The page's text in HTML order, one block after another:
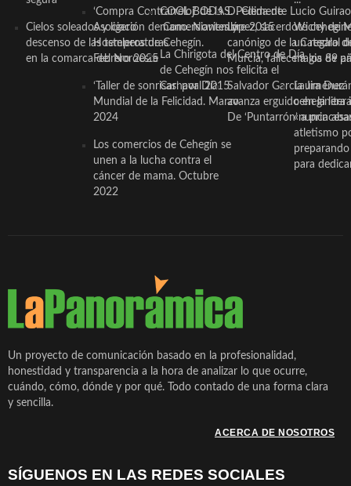
Cielos soleados y ligero
descenso de las temperaturas
en la comarca del Noroeste
‘Compra Contrarreloj’ de la
Asociación de Comerciantes y
Hosteleros de Cehegín.
Febrero 2025
‘Taller de sonrisas’ por Día
Mundial de la Felicidad. Marzo
2024
Los comercios de Cehegín se
unen a la lucha contra el
cáncer de mama. Octubre
2022
COOL BODAS. Pedida de
mano. Noviembre 2015
La Chirigota del Centro de Día
de Cehegín nos felicita el
Carnaval 2015
D. Clemente Lucio Guirao
López, sacerdote
canónigo de la Catedral
Murcia, fallece a los 89
Salvador García Jiménez
avanza erguido en la
De ‘Puntarrón’ a
Wichy de
un regalo
magia de
Laura
ceheginera
«nunca
atletismo
para
Un proyecto de comunicación basado en la profesionalidad,
honestidad y transparencia a la hora de analizar lo que ocurre,
cuándo, cómo, dónde y por qué. Todo contado de una forma clara
y sencilla.
ACERCA DE NOSOTROS
SÍGUENOS EN LAS REDES SOCIALES